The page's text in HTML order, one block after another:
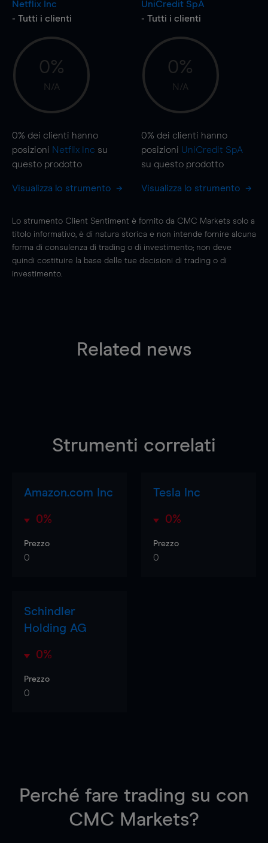
Netflix Inc
- Tutti i clienti
0%
N/A
0% dei clienti hanno
posizioni Netflix Inc su
questo prodotto
Visualizza lo strumento
UniCredit SpA
- Tutti i clienti
0%
N/A
0% dei clienti hanno
posizioni UniCredit SpA
su questo prodotto
Visualizza lo strumento
Lo strumento Client Sentiment è fornito da CMC Markets solo a
titolo informativo, è di natura storica e non intende fornire alcuna
forma di consulenza di trading o di investimento; non deve
quindi costituire la base delle tue decisioni di trading o di
investimento.
Related news
Strumenti correlati
Amazon.com Inc
0%
Prezzo
0
Tesla Inc
0%
Prezzo
0
Schindler
Holding AG
0%
Prezzo
0
Perché fare trading su con
CMC Markets?